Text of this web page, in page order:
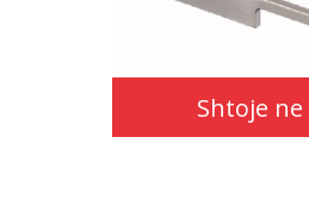
Shtoje